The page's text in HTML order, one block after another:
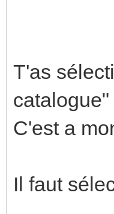
T'as
catalogue"
C'est a
Il faut